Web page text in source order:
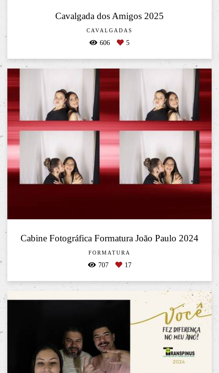
Cavalgada dos Amigos 2025
CAVALGADAS
606 5
Cabine Fotográfica Formatura João Paulo 2024
FORMATURA
707 17